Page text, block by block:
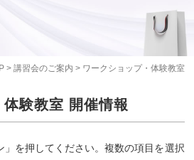
> 講習会のご案内 > ワークショップ・体験教室
験教室 開催情報
」を押してください。複数の項目を選択